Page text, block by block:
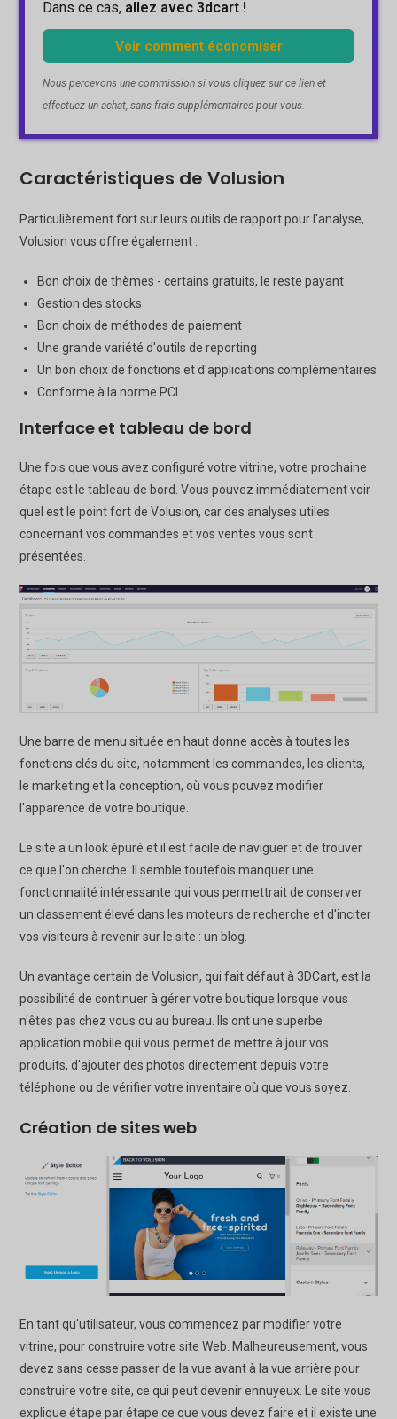
Dans ce cas, allez avec 3dcart !
Voir comment économiser
Nous percevons une commission si vous cliquez sur ce lien et
effectuez un achat, sans frais supplémentaires pour vous.
Caractéristiques de Volusion
Particulièrement fort sur leurs outils de rapport pour l'analyse,
Volusion vous offre également :
Bon choix de thèmes - certains gratuits, le reste payant
Gestion des stocks
Bon choix de méthodes de paiement
Une grande variété d'outils de reporting
Un bon choix de fonctions et d'applications complémentaires
Conforme à la norme PCI
Interface et tableau de bord
Une fois que vous avez configuré votre vitrine, votre prochaine
étape est le tableau de bord. Vous pouvez immédiatement voir
quel est le point fort de Volusion, car des analyses utiles
concernant vos commandes et vos ventes vous sont
présentées.
Une barre de menu située en haut donne accès à toutes les
fonctions clés du site, notamment les commandes, les clients,
le marketing et la conception, où vous pouvez modifier
l'apparence de votre boutique.
Le site a un look épuré et il est facile de naviguer et de trouver
ce que l'on cherche. Il semble toutefois manquer une
fonctionnalité intéressante qui vous permettrait de conserver
un classement élevé dans les moteurs de recherche et d'inciter
vos visiteurs à revenir sur le site : un blog.
Un avantage certain de Volusion, qui fait défaut à 3DCart, est la
possibilité de continuer à gérer votre boutique lorsque vous
n'êtes pas chez vous ou au bureau. Ils ont une superbe
application mobile qui vous permet de mettre à jour vos
produits, d'ajouter des photos directement depuis votre
téléphone ou de vérifier votre inventaire où que vous soyez.
Création de sites web
En tant qu'utilisateur, vous commencez par modifier votre
vitrine, pour construire votre site Web. Malheureusement, vous
devez sans cesse passer de la vue avant à la vue arrière pour
construire votre site, ce qui peut devenir ennuyeux. Le site vous
explique étape par étape ce que vous devez faire et il existe une